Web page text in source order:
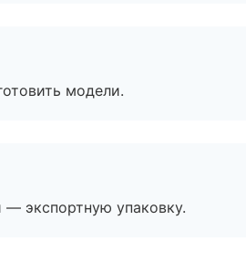
модели.
экспортную упаковку.